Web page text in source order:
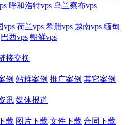
呼和浩特vps 乌兰察布vps
vps 荷兰vps 希腊vps 越南vps 缅甸
巴西vps 朝鲜vps
接交换
例 站群案例 推广案例 其它案例
讯 媒体报道
载 图片下载 文件下载 合同下载